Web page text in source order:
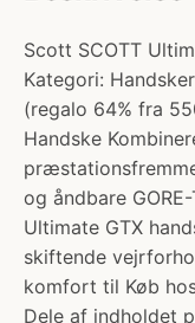
Scott SCOTT
Kategori:
(regalo 64% fra
Handske
og åndbare
Ultimate GTX
skiftende
komfort til Køb
Dele af indholdet